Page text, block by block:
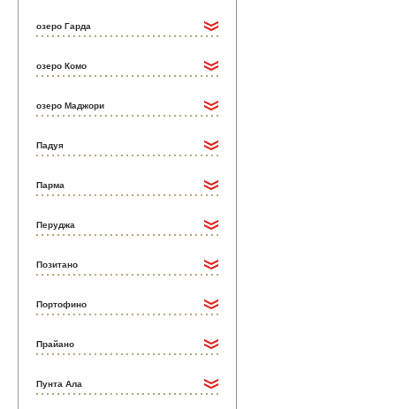
озеро Гарда
озеро Комо
озеро Маджори
Падуя
Парма
Перуджа
Позитано
Портофино
Прайано
Пунта Ала